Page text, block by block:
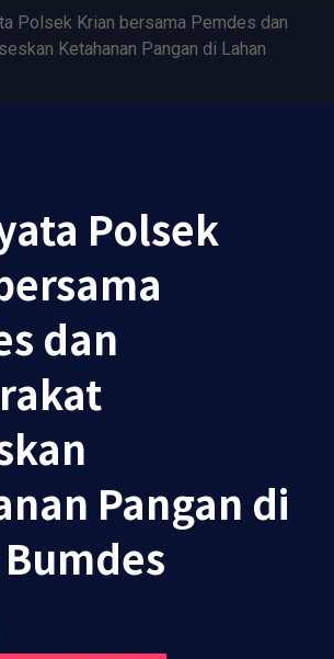
Polsek Krian bersama Pemdes dan
Ketahanan Pangan di Lahan
Polsek
dan
Pangan di